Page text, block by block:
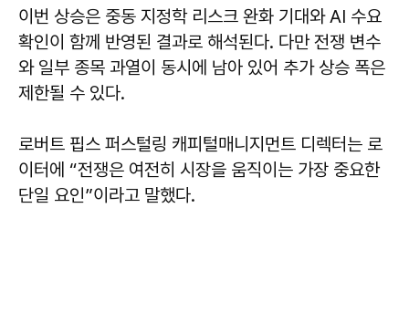
이번 상승은 중동 지정학 리스크 완화 기대와 AI 수요
확인이 함께 반영된 결과로 해석된다. 다만 전쟁 변수
와 일부 종목 과열이 동시에 남아 있어 추가 상승 폭은
제한될 수 있다.
로버트 핍스 퍼스털링 캐피털매니지먼트 디렉터는 로
이터에 “전쟁은 여전히 시장을 움직이는 가장 중요한
단일 요인”이라고 말했다.